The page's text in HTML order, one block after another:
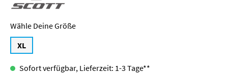
Größe
XL
Sofort verfügbar, Lieferzeit: 1-3 Tage**